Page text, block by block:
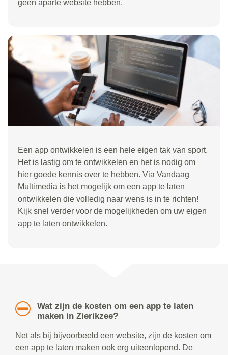
geen aparte website hebben.
Een app ontwikkelen is een hele eigen tak van sport.
Het is lastig om te ontwikkelen en het is nodig om
hier goede kennis over te hebben. Via Vandaag
Multimedia is het mogelijk om een app te laten
ontwikkelen die volledig naar wens is in te richten!
Kijk snel verder voor de mogelijkheden om uw eigen
app te laten ontwikkelen.
Wat zijn de kosten om een app te laten
maken in Zierikzee?
Net als bij bijvoorbeeld een website, zijn de kosten om
een app te laten maken ook erg uiteenlopend. De